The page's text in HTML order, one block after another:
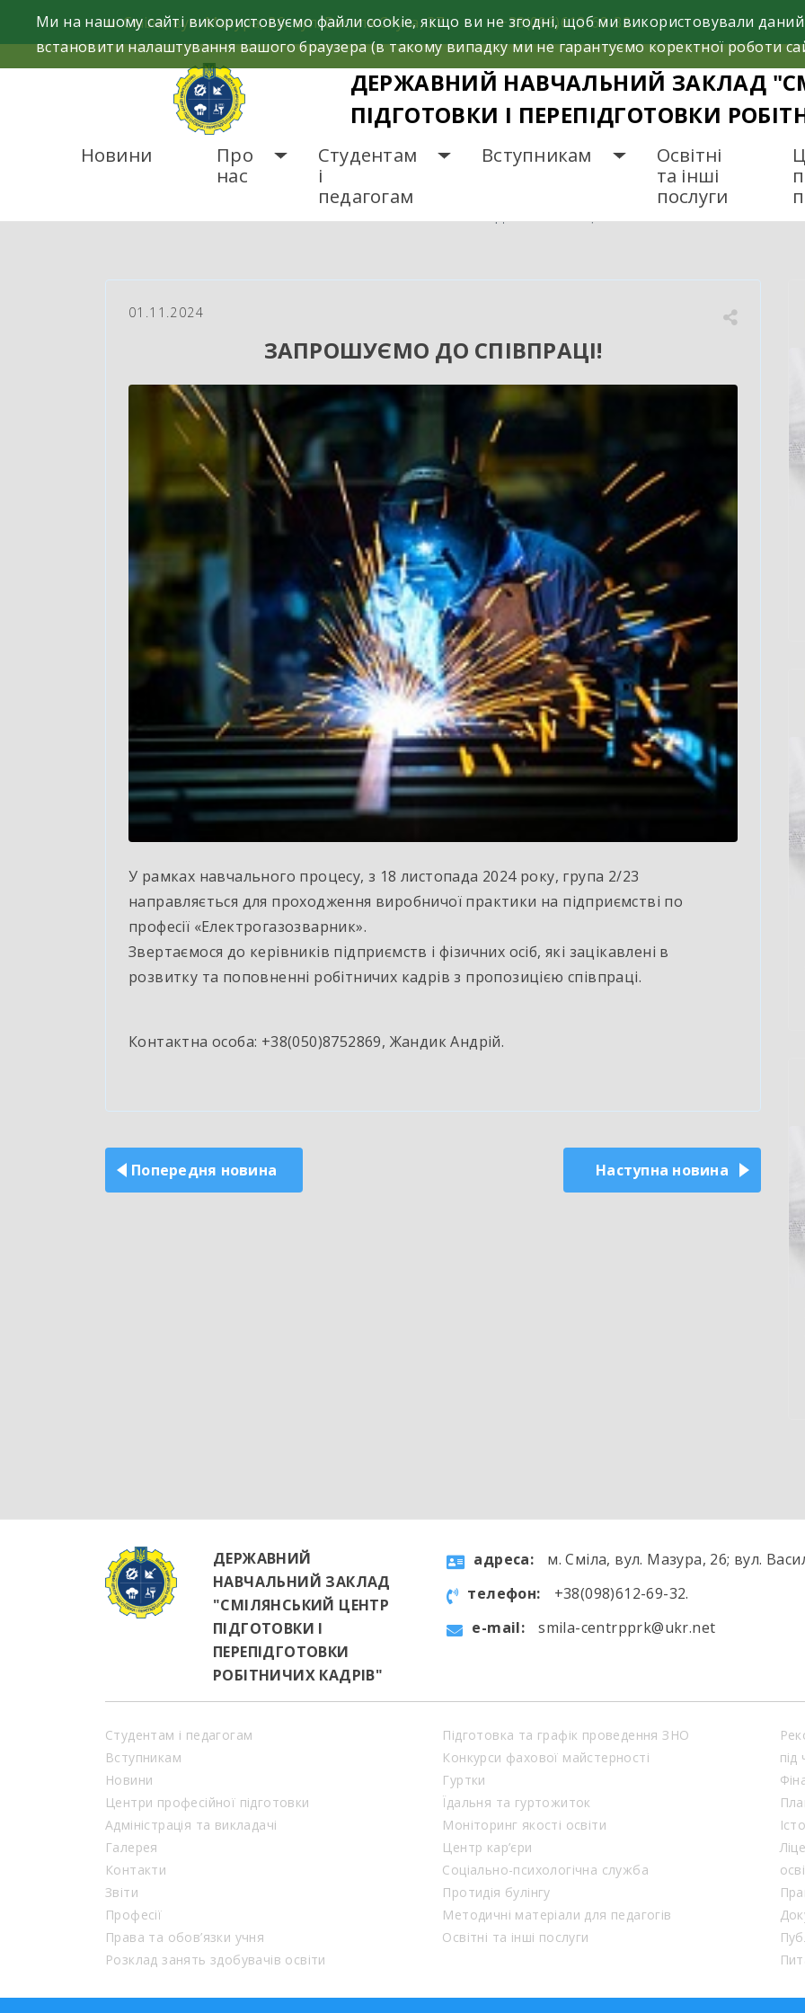
м. Сміла, вул. Мазура, 26; вул. Василя Стуса, 37 +38(098)612-69-32.
ДЕРЖАВНИЙ НАВЧАЛЬНИЙ ЗАКЛАД
ПІДГОТОВКИ І ПЕРЕПІДГОТОВКИ
Новини
Про
нас
Студентам
і
педагогам
Вступникам
Освітні
та інші
послуги
01.11.2024
ЗАПРОШУЄМО ДО СПІВПРАЦІ!
У рамках навчального процесу, з 18 листопада 2024 року, група 2/23
направляється для проходження виробничої практики на підприємстві по
професії «Електрогазозварник».
Звертаємося до керівників підприємств і фізичних осіб, які зацікавлені в
розвитку та поповненні робітничих кадрів з пропозицією співпраці.
Контактна особа: +38(050)8752869, Жандик Андрій.
записів
Попередня новина Наступна новина
Ми на нашому сайті використовуємо файли cookie, якщо ви не згодні, щоб ми використовували
встановити налаштування вашого браузера (в такому випадку ми не гарантуємо коректної роботи
ДЕРЖАВНИЙ
НАВЧАЛЬНИЙ ЗАКЛАД
"СМІЛЯНСЬКИЙ ЦЕНТР
ПІДГОТОВКИ І
ПЕРЕПІДГОТОВКИ
РОБІТНИЧИХ КАДРІВ"
aдресa:
м. Сміла, вул. Мазура, 26; вул.
телефон:
+38(098)612-69-32.
e-mail:
smila-centrpprk@ukr.net
Студентам і педагогам
Вступникам
Новини
Центри професійної підготовки
Адміністрація та викладачі
Галерея
Контакти
Звіти
Професії
Права та обов’язки учня
Розклад занять здобувачів освіти
Підготовка та графік проведення ЗНО
Конкурси фахової майстерності
Гуртки
Їдальня та гуртожиток
Моніторинг якості освіти
Центр кар’єри
Соціально-психологічна служба
Протидія булінгу
Методичні матеріали для педагогів
Освітні та інші послуги